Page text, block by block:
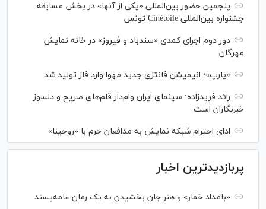
پنجمین حضور بین‌المللی «یکی از آنها» در بخش مسابقه
جشنواره بین‌المللی Cinétoile تونس
دور دوم اجرای کمدی «سندباد و فیروز» در خانه نمایش
مهرگان
«یارپ»؛ انیمیشن فانتزی جدید مهوا وارد فاز تولید شد
رائد فریدزاده: سینمای ایران وام‌دار قلم‌های صریح و دلسوز
خبرنگاران است
ادای احترام شبکه نمایش به مدافعان حرم با «روحینا»
پربازدیدترین اخبار
«بامداد خمار» و هنر جان بخشیدن به یک رمان عامه‌پسند